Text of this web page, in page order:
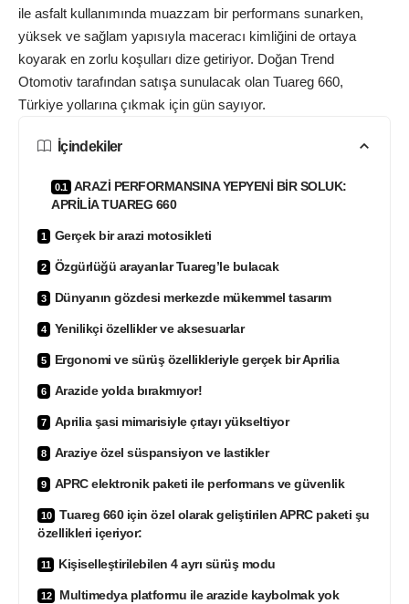
ile asfalt kullanımında muazzam bir performans sunarken,
yüksek ve sağlam yapısıyla maceracı kimliğini de ortaya
koyarak en zorlu koşulları dize getiriyor. Doğan Trend
Otomotiv tarafından satışa sunulacak olan Tuareg 660,
Türkiye yollarına çıkmak için gün sayıyor.
İçindekiler
ARAZİ PERFORMANSINA YEPYENİ BİR SOLUK:
APRİLİA TUAREG 660
Gerçek bir arazi motosikleti
Özgürlüğü arayanlar Tuareg’le bulacak
Dünyanın gözdesi merkezde mükemmel tasarım
Yenilikçi özellikler ve aksesuarlar
Ergonomi ve sürüş özellikleriyle gerçek bir Aprilia
Arazide yolda bırakmıyor!
Aprilia şasi mimarisiyle çıtayı yükseltiyor
Araziye özel süspansiyon ve lastikler
APRC elektronik paketi ile performans ve güvenlik
Tuareg 660 için özel olarak geliştirilen APRC paketi şu
özellikleri içeriyor:
Kişiselleştirilebilen 4 ayrı sürüş modu
Multimedya platformu ile arazide kaybolmak yok